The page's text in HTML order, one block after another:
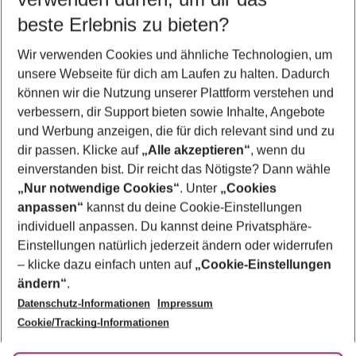
5-8 Nächte
2 Erwachsene Keine Kinder
Mehr Filter anzeigen
Footer
Footer navigation
Über uns
AGB
Bestpreisgarantie
Cookie-Einstellungen ändern
Cookie-Richtlinie
Agenturbetreuung
Barrierefreies Reisen
Folge uns
beste Erlebnis zu bieten?
Wir verwenden Cookies und ähnliche Technologien, um
unsere Webseite für dich am Laufen zu halten. Dadurch
können wir die Nutzung unserer Plattform verstehen und
verbessern, dir Support bieten sowie Inhalte, Angebote
und Werbung anzeigen, die für dich relevant sind und zu
dir passen. Klicke auf „Alle akzeptieren“, wenn du
einverstanden bist. Dir reicht das Nötigste? Dann wähle
„Nur notwendige Cookies“. Unter „Cookies
anpassen“ kannst du deine Cookie-Einstellungen
individuell anpassen. Du kannst deine Privatsphäre-
Einstellungen natürlich jederzeit ändern oder widerrufen
– klicke dazu einfach unten auf „Cookie-Einstellungen
ändern“.
Datenschutz-Informationen
Impressum
Cookie/Tracking-Informationen